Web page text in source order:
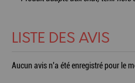
LISTE DES AVIS
Aucun avis n'a été enregistré pour le